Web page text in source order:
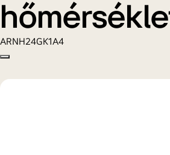
ARNH24GK1A4
Copy model name